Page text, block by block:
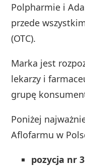
Polpharmie i
przede
(OTC).
Marka jest
lekarzy i
grupę
Poniżej
Aflofarmu w
pozycja nr